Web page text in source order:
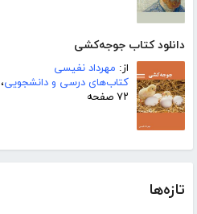
دانلود کتاب جوجه‌کشی
از: مهرداد نفیسی
کتاب‌های درسی و دانشجویی،
۷۲ صفحه
تازه‌ها